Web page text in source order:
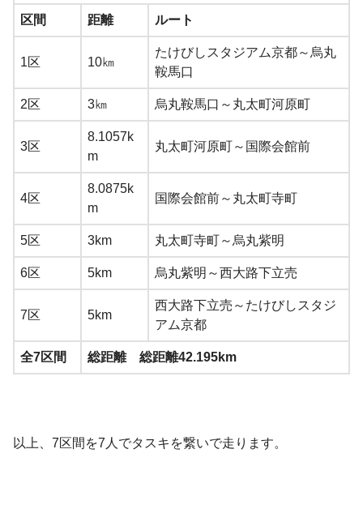
区間 距離 ルート
1区 10㎞
たけびしスタジアム京都～烏丸
鞍馬口
2区 3㎞ 烏丸鞍馬口～丸太町河原町
3区
8.1057k
m
丸太町河原町～国際会館前
4区
8.0875k
m
国際会館前～丸太町寺町
5区 3km 丸太町寺町～烏丸紫明
6区 5km 烏丸紫明～西大路下立売
7区 5km
西大路下立売～たけびしスタジ
アム京都
全7区間 総距離 総距離42.195km
以上、7区間を7人でタスキを繋いで走ります。